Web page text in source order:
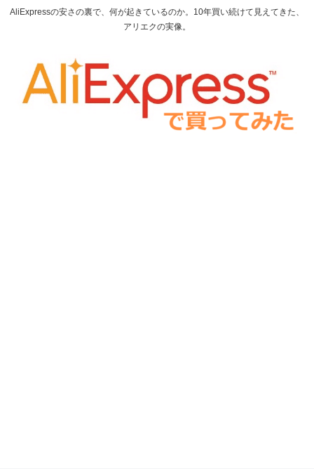
AliExpressの安さの裏で、何が起きているのか。10年買い続けて見えてきた、
アリエクの実像。